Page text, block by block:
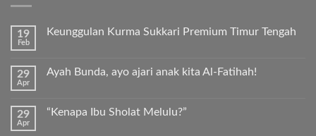
19
Feb
Keunggulan Kurma Sukkari Premium Timur Tengah
pada
Premium
29
Apr
Ayah Bunda, ayo ajari anak kita Al-Fatihah!
komentar
pada
29
Apr
“Kenapa Ibu Sholat Melulu?”